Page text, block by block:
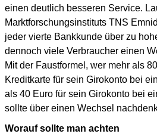
einen deutlich besseren Service.
Marktforschungsinstituts TNS
jeder vierte Bankkunde über zu
dennoch viele Verbraucher einen
Mit der Faustformel, wer mehr als
Kreditkarte für sein Girokonto bei
als 40 Euro für sein Girokonto bei
sollte über einen Wechsel
Worauf sollte man achten